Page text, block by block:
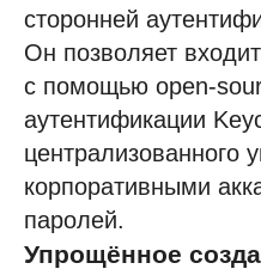
сторонней
Он позволяет
с помощью open-
аутентификации
централизованного
корпоративными
паролей.
Упрощённое